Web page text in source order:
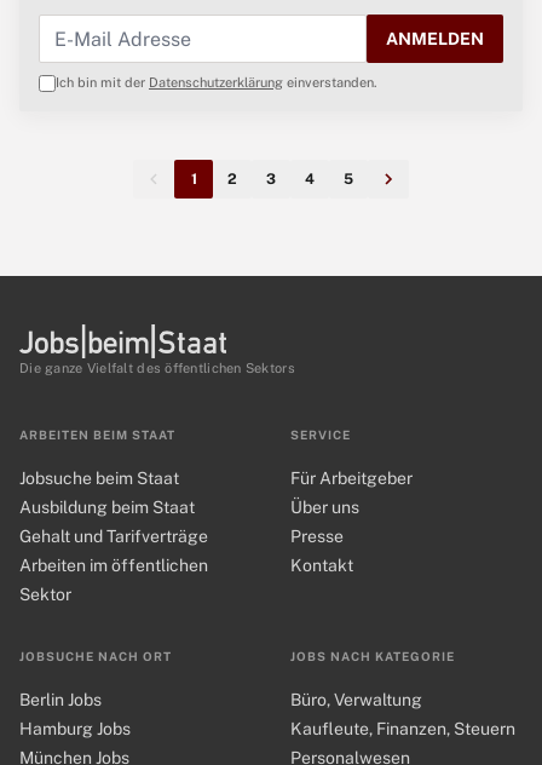
ANMELDEN
Ich bin mit der Datenschutzerklärung einverstanden.
1 2 3 4 5
Die ganze Vielfalt des öffentlichen Sektors
ARBEITEN BEIM STAAT
Jobsuche beim Staat
Ausbildung beim Staat
Gehalt und Tarifverträge
Arbeiten im öffentlichen
Sektor
JOBSUCHE NACH ORT
Berlin Jobs
Hamburg Jobs
München Jobs
JOBS NACH KATEGORIE
Büro, Verwaltung
Kaufleute, Finanzen, Steuern
Personalwesen
SERVICE
Für Arbeitgeber
Über uns
Presse
Kontakt